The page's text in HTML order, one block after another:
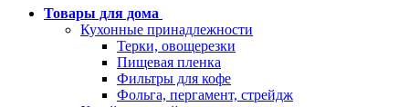
Товары для дома
Кухонные принадлежности
Терки, овощерезки
Пищевая пленка
Фильтры для кофе
Фольга, пергамент, стрейдж